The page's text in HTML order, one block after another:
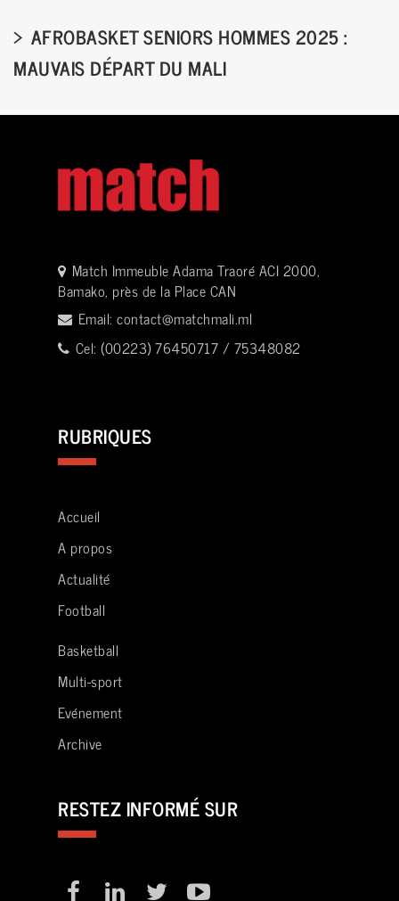
AFROBASKET SENIORS HOMMES 2025 :
MAUVAIS DÉPART DU MALI
Match Immeuble Adama Traoré ACI 2000,
Bamako, près de la Place CAN
Email: contact@matchmali.ml
Cel: (00223) 76450717 / 75348082
RUBRIQUES
Accueil
A propos
Actualité
Football
Basketball
Multi-sport
Evénement
Archive
RESTEZ INFORMÉ SUR